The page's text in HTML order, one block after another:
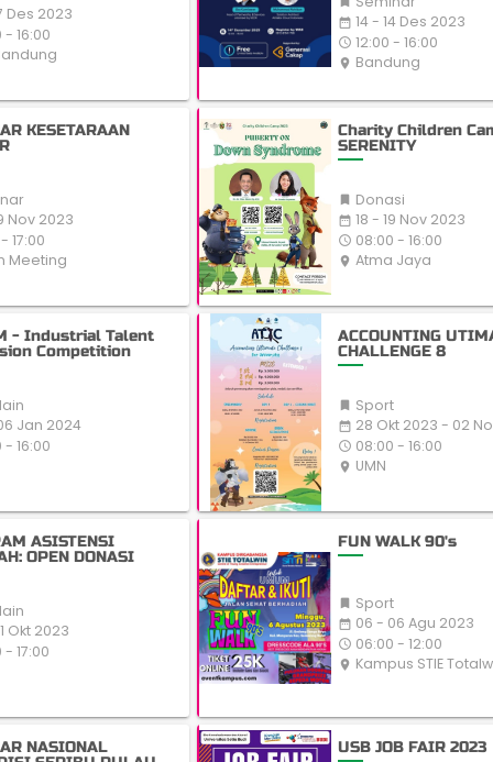
Des 2023
- 16:00
date_range 14 - 14 Des 2023
access_time 12:00 - 16:00
place Bandung
KESETARAAN
Nov 2023
17:00
Meeting
Charity Children
SERENITY
Donasi
date_range 18 - 19 Nov 2023
access_time 08:00 - 16:00
place Atma Jaya
- Industrial Talent
Competition
Jan 2024
- 16:00
ACCOUNTING
CHALLENGE 8
Sport
date_range 28 Okt 2023 - 02
access_time 08:00 - 16:00
place UMN
ASISTENSI
OPEN DONASI
Okt 2023
- 17:00
FUN WALK 90's
Sport
date_range 06 - 06 Agu 2023
access_time 06:00 - 12:00
place Kampus STIE
NASIONAL
USB JOB FAIR 2023